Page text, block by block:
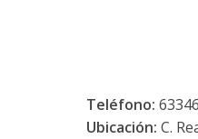
Teléfono:
Ubicación: C.